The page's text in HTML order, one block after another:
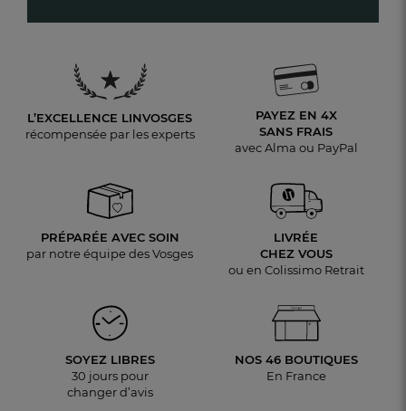
L’EXCELLENCE LINVOSGES
récompensée par les experts
PAYEZ EN 4X
SANS FRAIS
avec Alma ou PayPal
PRÉPARÉE AVEC SOIN
par notre équipe des Vosges
LIVRÉE
CHEZ VOUS
ou en Colissimo Retrait
SOYEZ LIBRES
30 jours pour
changer d’avis
NOS 46 BOUTIQUES
En France